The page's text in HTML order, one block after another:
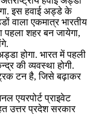
इस हवाई अड्डे के
वाला एकमात्र भारतीय
पहला शहर बन जायेगा,
होगा. भारत में पहली
की व्‍यवस्‍था होगी.
टन है, जिसे बढ़ाकर
एयरपोर्ट प्राइवेट
उत्तर प्रदेश सरकार